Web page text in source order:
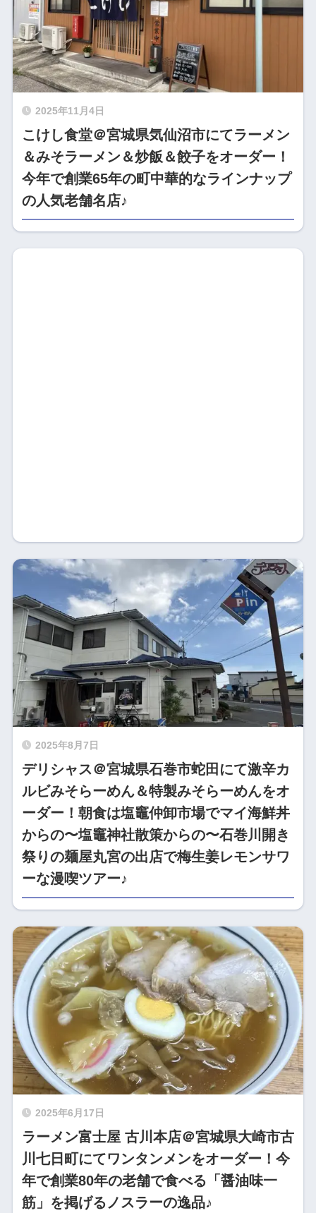
2025年11月4日
こけし食堂＠宮城県気仙沼市にてラーメン
＆みそラーメン＆炒飯＆餃子をオーダー！
今年で創業65年の町中華的なラインナップ
の人気老舗名店♪
2025年8月7日
デリシャス＠宮城県石巻市蛇田にて激辛カ
ルビみそらーめん＆特製みそらーめんをオ
ーダー！朝食は塩竈仲卸市場でマイ海鮮丼
からの〜塩竈神社散策からの〜石巻川開き
祭りの麺屋丸宮の出店で梅生姜レモンサワ
ーな漫喫ツアー♪
2025年6月17日
ラーメン富士屋 古川本店＠宮城県大崎市古
川七日町にてワンタンメンをオーダー！今
年で創業80年の老舗で食べる「醤油味一
筋」を掲げるノスラーの逸品♪